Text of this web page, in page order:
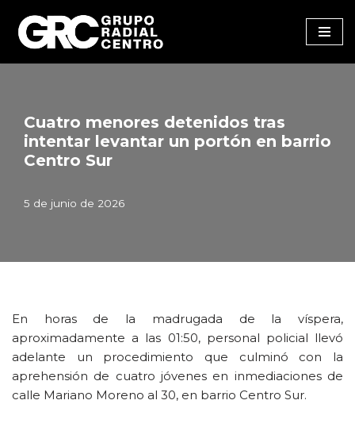
Saltar
al
Cuatro menores detenidos tras
intentar levantar un portón en barrio
Centro Sur
5 de junio de 2026
En horas de la madrugada de la víspera,
aproximadamente a las 01:50, personal policial llevó
adelante un procedimiento que culminó con la
aprehensión de cuatro jóvenes en inmediaciones de
calle Mariano Moreno al 30, en barrio Centro Sur.